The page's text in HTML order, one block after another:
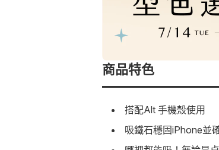
商品特色
搭配Alt 手機殼使用
吸鐵石穩固iPhone並